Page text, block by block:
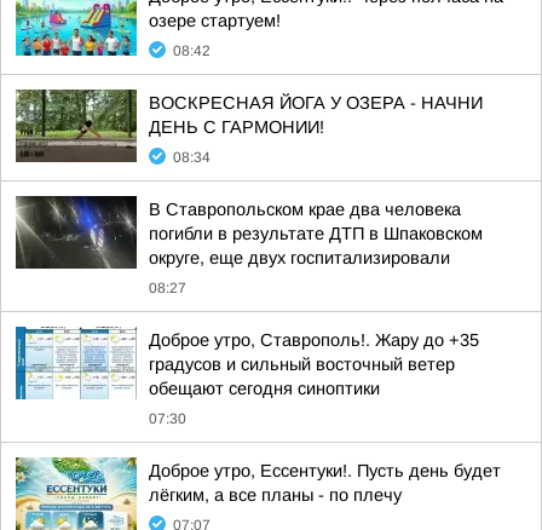
озере стартуем!
08:42
ВОСКРЕСНАЯ ЙОГА У ОЗЕРА - НАЧНИ
ДЕНЬ С ГАРМОНИИ!
08:34
В Ставропольском крае два человека
погибли в результате ДТП в Шпаковском
округе, еще двух госпитализировали
08:27
Доброе утро, Ставрополь!. Жару до +35
градусов и сильный восточный ветер
обещают сегодня синоптики
07:30
Доброе утро, Ессентуки!. Пусть день будет
лёгким, а все планы - по плечу
07:07